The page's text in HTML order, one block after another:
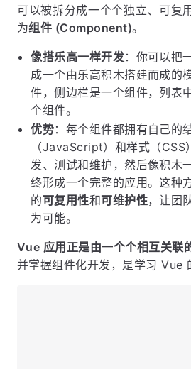
可以被拆分成一个个独立、可复
为组件 (Component)。
像搭乐高一样开发：你可以把
成一个由乐高积木搭建而成的
件，侧边栏是一个组件，列表
个组件。
优势：每个组件都拥有自己的
（JavaScript）和样式（CSS
发、测试和维护，然后像积木
终形成一个完整的应用。这种
的可复用性和可维护性，让团
为可能。
Vue 应用正是由一个个相互关联
并掌握组件化开发，是学习 Vue